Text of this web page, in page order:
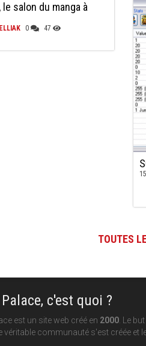
le salon du manga à
ELLIAK 0 47
TOUTES
c'est quoi ?
est un site web créé en 2000. Le
véritable communauté s'est créée et